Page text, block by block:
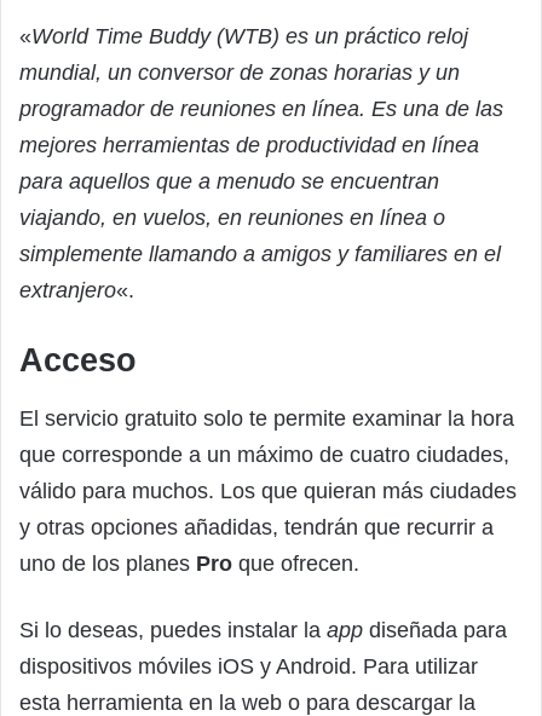
«World Time Buddy (WTB) es un práctico reloj
mundial, un conversor de zonas horarias y un
programador de reuniones en línea. Es una de las
mejores herramientas de productividad en línea
para aquellos que a menudo se encuentran
viajando, en vuelos, en reuniones en línea o
simplemente llamando a amigos y familiares en el
extranjero«.
Acceso
El servicio gratuito solo te permite examinar la hora
que corresponde a un máximo de cuatro ciudades,
válido para muchos. Los que quieran más ciudades
y otras opciones añadidas, tendrán que recurrir a
uno de los planes Pro que ofrecen.
Si lo deseas, puedes instalar la app diseñada para
dispositivos móviles iOS y Android. Para utilizar
esta herramienta en la web o para descargar la